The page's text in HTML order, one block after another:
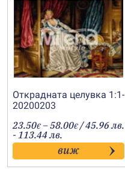
Открадната целувка 1:1-
20200203
23.50€ –58.00€Price
range:
23.50€
through
58.00€
/ 45.96 лв.
- 113.44 лв.
виж